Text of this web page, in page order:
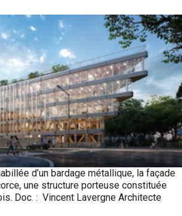
d’un bardage métallique, la façade
une structure porteuse constituée
Doc. : Vincent Lavergne Architecte